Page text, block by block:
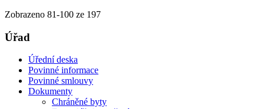
Zobrazeno 81-100 ze 197
Úřad
Úřední deska
Povinné informace
Povinné smlouvy
Dokumenty
Chráněné byty